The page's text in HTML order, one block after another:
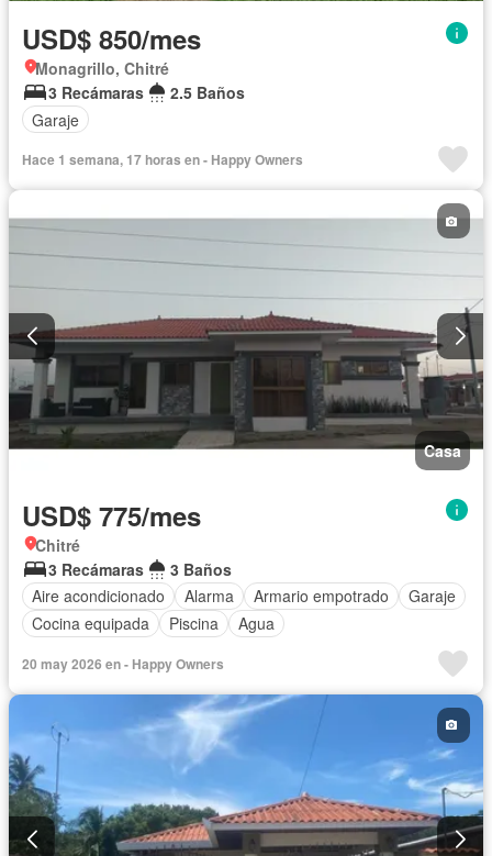
USD$ 850/mes
Monagrillo, Chitré
3 Recámaras
2.5 Baños
Garaje
Hace 1 semana, 17 horas en - Happy Owners
Casa
USD$ 775/mes
Chitré
3 Recámaras
3 Baños
Aire acondicionado
Alarma Armario empotrado
Garaje
Cocina equipada
Piscina Agua
20 may 2026 en - Happy Owners